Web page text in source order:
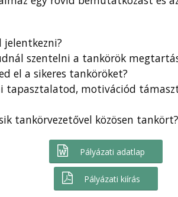
jelentkezni?
szentelni a tankörök
el a sikeres tanköröket?
tapasztalatod, motivációd
tankörvezetővel közösen tankört?
Pályázati adatlap
Pályázati kiírás